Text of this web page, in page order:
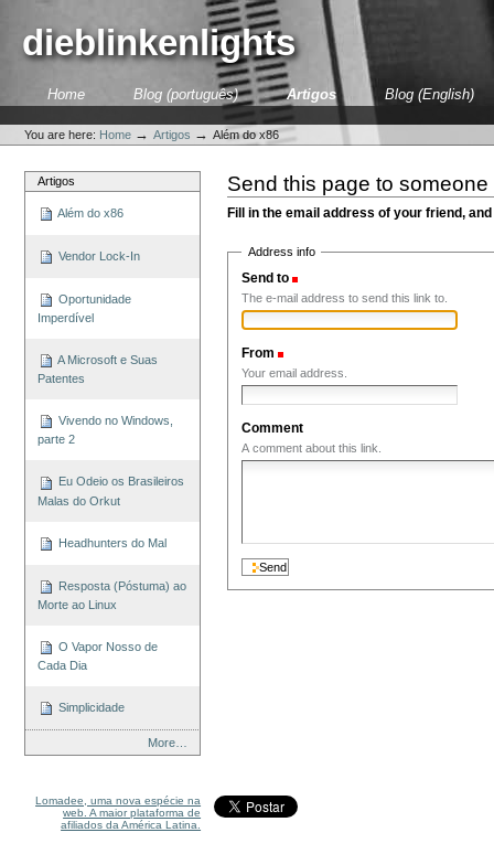
content.dieblinkenlights
SectionsHome Blog (português) Artigos Blog (English)
tools
You are here: Home →Artigos →Além do x86
Artigos
Além do x86
Vendor Lock-In
Oportunidade
Imperdível
A Microsoft e Suas
Patentes
Vivendo no Windows,
parte 2
Eu Odeio os Brasileiros
Malas do Orkut
Headhunters do Mal
Resposta (Póstuma) ao
Morte ao Linux
O Vapor Nosso de
Cada Dia
Simplicidade
More…
Lomadee, uma nova espécie na
web. A maior plataforma de
afiliados da América Latina.
Send this page to someone
Fill in the email address of your friend,
Address info
Send to
The e-mail address to send this link to.
From
Your email address.
Comment
A comment about this link.